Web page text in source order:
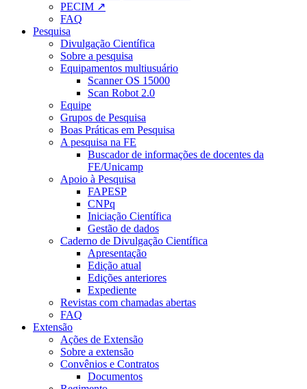
PECIM ↗
FAQ
Pesquisa
Divulgação Científica
Sobre a pesquisa
Equipamentos multiusuário
Scanner OS 15000
Scan Robot 2.0
Equipe
Grupos de Pesquisa
Boas Práticas em Pesquisa
A pesquisa na FE
Buscador de informações de docentes da
FE/Unicamp
Apoio à Pesquisa
FAPESP
CNPq
Iniciação Científica
Gestão de dados
Caderno de Divulgação Científica
Apresentação
Edição atual
Edições anteriores
Expediente
Revistas com chamadas abertas
FAQ
Extensão
Ações de Extensão
Sobre a extensão
Convênios e Contratos
Documentos